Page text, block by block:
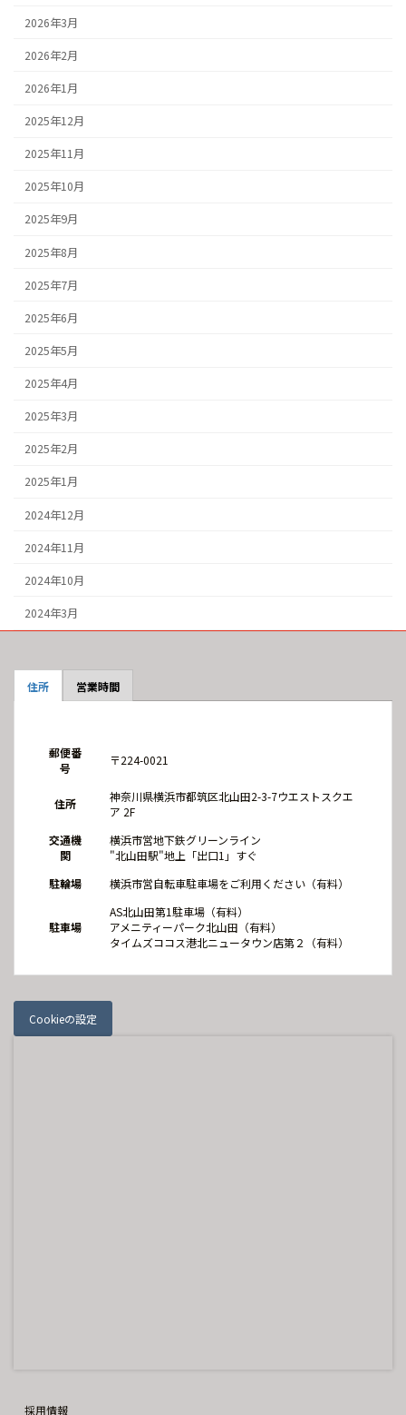
2026年3月
2026年2月
2026年1月
2025年12月
2025年11月
2025年10月
2025年9月
2025年8月
2025年7月
2025年6月
2025年5月
2025年4月
2025年3月
2025年2月
2025年1月
2024年12月
2024年11月
2024年10月
2024年3月
住所 営業時間
郵便番
号
〒224-0021
住所
神奈川県横浜市都筑区北山田2-3-7ウエストスクエ
ア 2F
交通機
関
横浜市営地下鉄グリーンライン
"北山田駅"地上「出口1」すぐ
駐輪場
横浜市営自転車駐車場をご利用ください（有料）
駐車場
AS北山田第1駐車場（有料）
アメニティーパーク北山田（有料）
タイムズココス港北ニュータウン店第２（有料）
Cookieの設定
採用情報